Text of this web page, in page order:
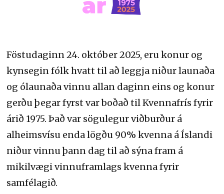
Föstudaginn 24. október 2025, eru konur og
kynsegin fólk hvatt til að leggja niður launaða
og ólaunaða vinnu allan daginn eins og konur
gerðu þegar fyrst var boðað til Kvennafrís fyrir
árið 1975. Það var sögulegur viðburður á
alheimsvísu enda lögðu 90% kvenna á Íslandi
niður vinnu þann dag til að sýna fram á
mikilvægi vinnuframlags kvenna fyrir
samfélagið.